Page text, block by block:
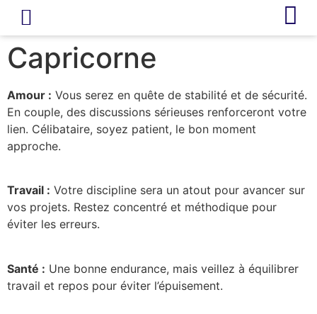
Capricorne
Amour : Vous serez en quête de stabilité et de sécurité.
En couple, des discussions sérieuses renforceront votre
lien. Célibataire, soyez patient, le bon moment
approche.
Travail : Votre discipline sera un atout pour avancer sur
vos projets. Restez concentré et méthodique pour
éviter les erreurs.
Santé : Une bonne endurance, mais veillez à équilibrer
travail et repos pour éviter l’épuisement.